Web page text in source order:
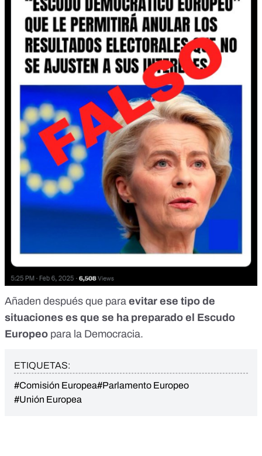
Añaden después que para evitar ese tipo de
situaciones es que se ha preparado el Escudo
Europeo para la Democracia.
ETIQUETAS:
#Comisión Europea#Parlamento Europeo
#Unión Europea